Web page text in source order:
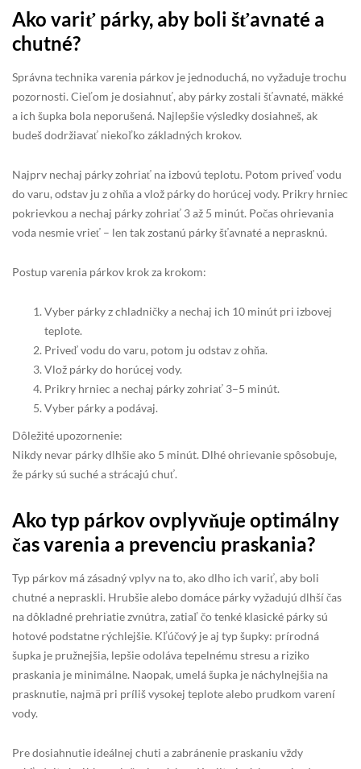
Ako variť párky, aby boli šťavnaté a
chutné?
Správna technika varenia párkov je jednoduchá, no vyžaduje trochu
pozornosti. Cieľom je dosiahnuť, aby párky zostali šťavnaté, mäkké
a ich šupka bola neporušená. Najlepšie výsledky dosiahneš, ak
budeš dodržiavať niekoľko základných krokov.
Najprv nechaj párky zohriať na izbovú teplotu. Potom priveď vodu
do varu, odstav ju z ohňa a vlož párky do horúcej vody. Prikry hrniec
pokrievkou a nechaj párky zohriať 3 až 5 minút. Počas ohrievania
voda nesmie vrieť – len tak zostanú párky šťavnaté a neprasknú.
Postup varenia párkov krok za krokom:
Vyber párky z chladničky a nechaj ich 10 minút pri izbovej
teplote.
Priveď vodu do varu, potom ju odstav z ohňa.
Vlož párky do horúcej vody.
Prikry hrniec a nechaj párky zohriať 3–5 minút.
Vyber párky a podávaj.
Dôležité upozornenie:
Nikdy nevar párky dlhšie ako 5 minút. Dlhé ohrievanie spôsobuje,
že párky sú suché a strácajú chuť.
Ako typ párkov ovplyvňuje optimálny
čas varenia a prevenciu praskania?
Typ párkov má zásadný vplyv na to, ako dlho ich variť, aby boli
chutné a nepraskli. Hrubšie alebo domáce párky vyžadujú dlhší čas
na dôkladné prehriatie zvnútra, zatiaľ čo tenké klasické párky sú
hotové podstatne rýchlejšie. Kľúčový je aj typ šupky: prírodná
šupka je pružnejšia, lepšie odoláva tepelnému stresu a riziko
praskania je minimálne. Naopak, umelá šupka je náchylnejšia na
prasknutie, najmä pri príliš vysokej teplote alebo prudkom varení
vody.
Pre dosiahnutie ideálnej chuti a zabránenie praskaniu vždy